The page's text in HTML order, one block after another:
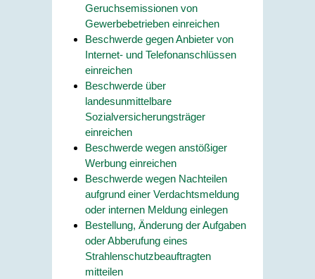
Geruchsemissionen von
Gewerbebetrieben einreichen
Beschwerde gegen Anbieter von
Internet- und Telefonanschlüssen
einreichen
Beschwerde über
landesunmittelbare
Sozialversicherungsträger
einreichen
Beschwerde wegen anstößiger
Werbung einreichen
Beschwerde wegen Nachteilen
aufgrund einer Verdachtsmeldung
oder internen Meldung einlegen
Bestellung, Änderung der Aufgaben
oder Abberufung eines
Strahlenschutzbeauftragten
mitteilen